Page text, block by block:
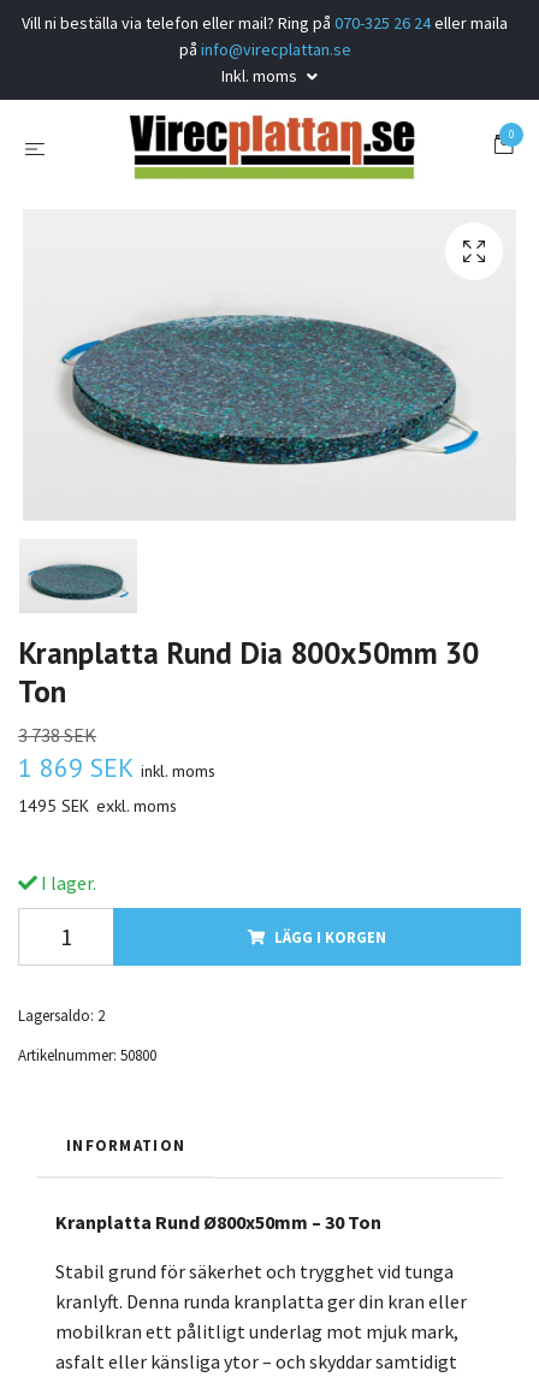
Vill ni beställa via telefon eller mail? Ring på 070-325 26 24eller maila
på info@virecplattan.se
Inkl. moms
0
Kranplatta Rund Dia 800x50mm 30
Ton
3 738 SEK
1 869 SEK inkl. moms
1495 SEK exkl. moms
I lager.
LÄGG I KORGEN
Lagersaldo: 2
Artikelnummer: 50800
INFORMATION
Kranplatta Rund Ø800x50mm – 30 Ton
Stabil grund för säkerhet och trygghet vid tunga
kranlyft. Denna runda kranplatta ger din kran eller
mobilkran ett pålitligt underlag mot mjuk mark,
asfalt eller känsliga ytor – och skyddar samtidigt